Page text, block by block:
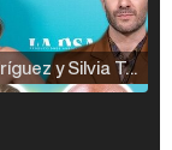
Raúl Rodríguez y Silvia Taulés nos cuentan su papel en 'La familia de la tele'